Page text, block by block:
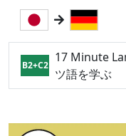
B2+C2
17 Minute
ツ語を学ぶ